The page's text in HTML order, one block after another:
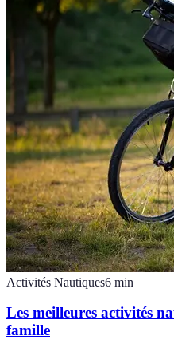
Activités Nautiques6 min
Les meilleures activités
famille